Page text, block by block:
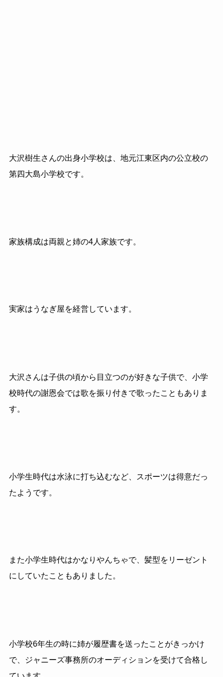
大沢樹生さんの出身小学校は、地元江東区内の公立校の
第四大島小学校です。
家族構成は両親と姉の4人家族です。
実家はうなぎ屋を経営しています。
大沢さんは子供の頃から目立つのが好きな子供で、小学
校時代の謝恩会では歌を振り付きで歌ったこともありま
す。
小学生時代は水泳に打ち込むなど、スポーツは得意だっ
たようです。
また小学生時代はかなりやんちゃで、髪型をリーゼント
にしていたこともありました。
小学校6年生の時に姉が履歴書を送ったことがきっかけ
で、ジャニーズ事務所のオーディションを受けて合格し